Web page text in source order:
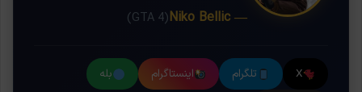
— Niko Bellic
(GTA 4)
X تلگرام اینستاگرام بله